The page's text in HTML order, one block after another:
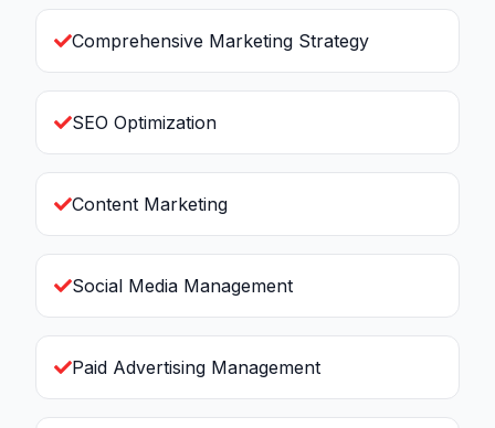
Comprehensive Marketing Strategy
SEO Optimization
Content Marketing
Social Media Management
Paid Advertising Management